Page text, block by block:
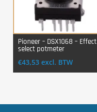
Login Voor Aankoop
Pioneer – DSX1068 – Effect
select potmeter
€43,53 excl. BTW